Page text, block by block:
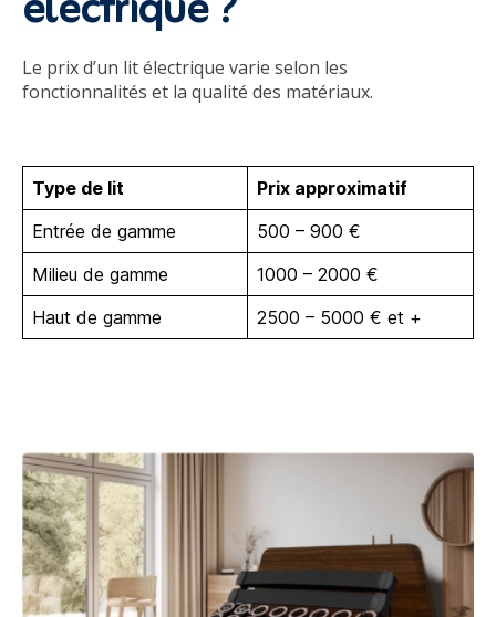
Le prix d’un lit électrique varie selon les
fonctionnalités et la qualité des matériaux.
Type de lit
Prix approximatif
Entrée de gamme
500 – 900 €
Milieu de gamme
1000 – 2000 €
Haut de gamme
2500 – 5000 € et +